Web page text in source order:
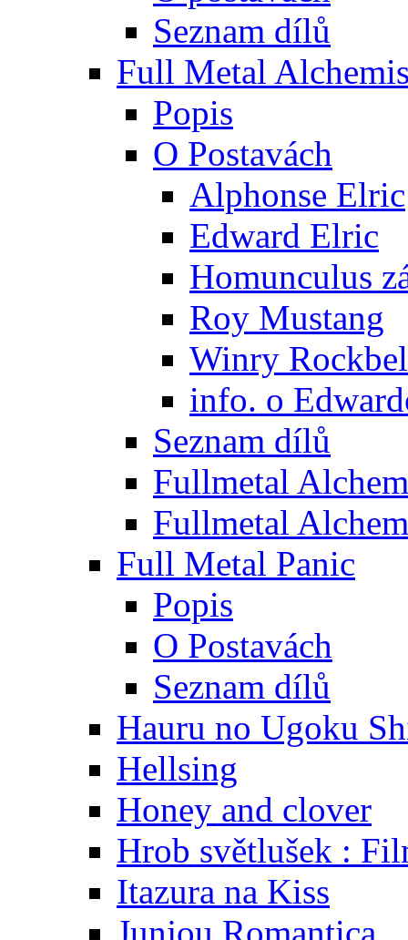
Seznam dílů
Full Metal
Popis
O Postavách
Alphonse Elric
Edward Elric
Homunculus
Roy Mustang
Winry
info. o
Seznam dílů
Fullmetal
Fullmetal
Full Metal Panic
Popis
O Postavách
Seznam dílů
Hauru no Ugoku
Hellsing
Honey and clover
Hrob světlušek :
Itazura na Kiss
Junjou Romantica